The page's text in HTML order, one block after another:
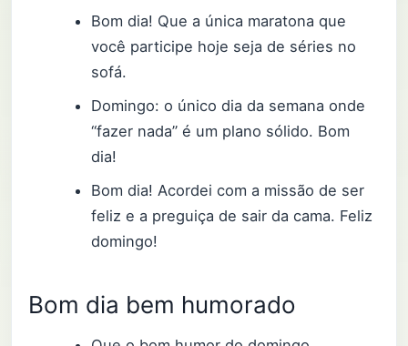
Bom dia! Que a única maratona que
você participe hoje seja de séries no
sofá.
Domingo: o único dia da semana onde
“fazer nada” é um plano sólido. Bom
dia!
Bom dia! Acordei com a missão de ser
feliz e a preguiça de sair da cama. Feliz
domingo!
Bom dia bem humorado